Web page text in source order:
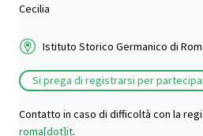
Cecilia
Istituto Storico Germanico di
Si prega di registrarsi per
Contatto in caso di difficoltà con la
roma[dot]it.